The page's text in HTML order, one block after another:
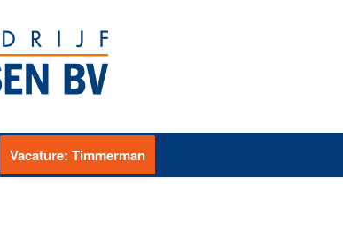
Vacature: Timmerman